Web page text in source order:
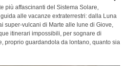
più affascinanti del Sistema Solare,
alle vacanze extraterrestri: dalla Luna
super-vulcani di Marte alle lune di Giove,
itinerari impossibili, per sognare di
proprio guardandola da lontano, quanto sia